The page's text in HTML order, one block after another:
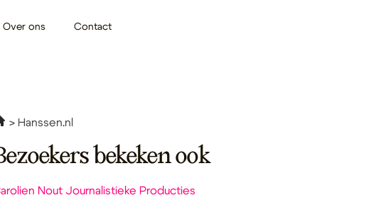
Over ons Contact
Hanssen.nl
bekeken ook
Nout Journalistieke Producties